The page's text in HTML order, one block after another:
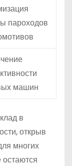
пароходов
машин
в
открыв
многих